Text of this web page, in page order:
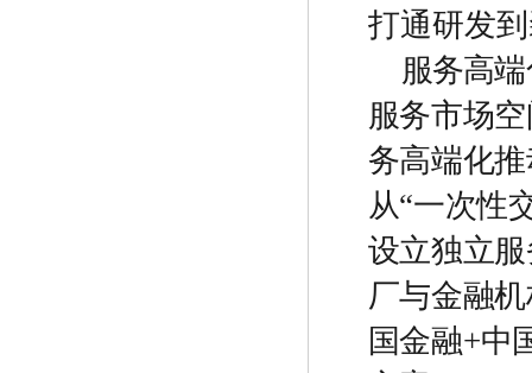
打通研发
服务高
服务市场
务高端化
从“一次性
设立独立
厂与金融
国金融+中